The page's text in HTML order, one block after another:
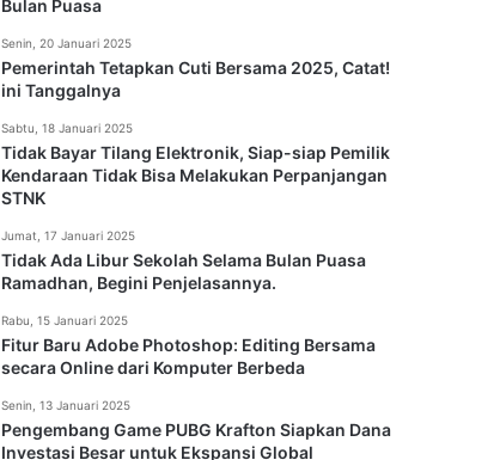
Bulan Puasa
Senin, 20 Januari 2025
Pemerintah Tetapkan Cuti Bersama 2025, Catat!
ini Tanggalnya
Sabtu, 18 Januari 2025
Tidak Bayar Tilang Elektronik, Siap-siap Pemilik
Kendaraan Tidak Bisa Melakukan Perpanjangan
STNK
Jumat, 17 Januari 2025
Tidak Ada Libur Sekolah Selama Bulan Puasa
Ramadhan, Begini Penjelasannya.
Rabu, 15 Januari 2025
Fitur Baru Adobe Photoshop: Editing Bersama
secara Online dari Komputer Berbeda
Senin, 13 Januari 2025
Pengembang Game PUBG Krafton Siapkan Dana
Investasi Besar untuk Ekspansi Global